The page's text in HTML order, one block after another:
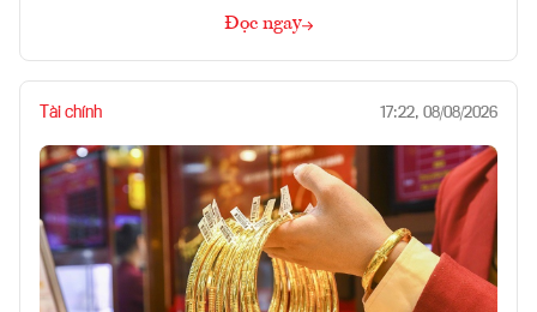
Đọc ngay
Tài chính 17:22, 08/08/2026